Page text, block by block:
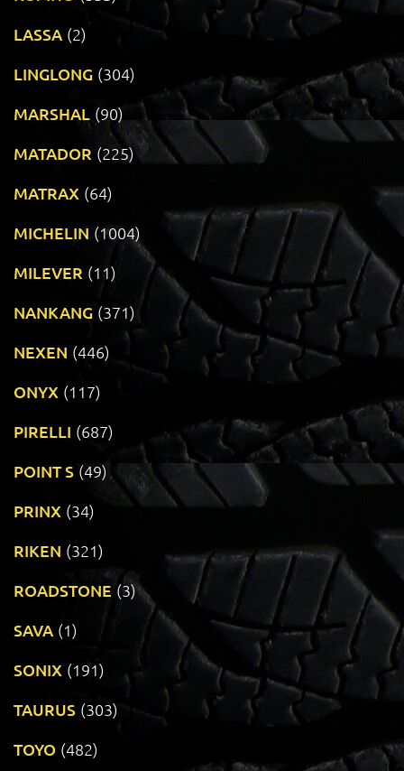
LASSA (2)
LINGLONG (304)
MARSHAL (90)
MATADOR (225)
MATRAX (64)
MICHELIN (1004)
MILEVER (11)
NANKANG (371)
NEXEN (446)
ONYX (117)
PIRELLI (687)
POINT S (49)
PRINX (34)
RIKEN (321)
ROADSTONE (3)
SAVA (1)
SONIX (191)
TAURUS (303)
TOYO (482)